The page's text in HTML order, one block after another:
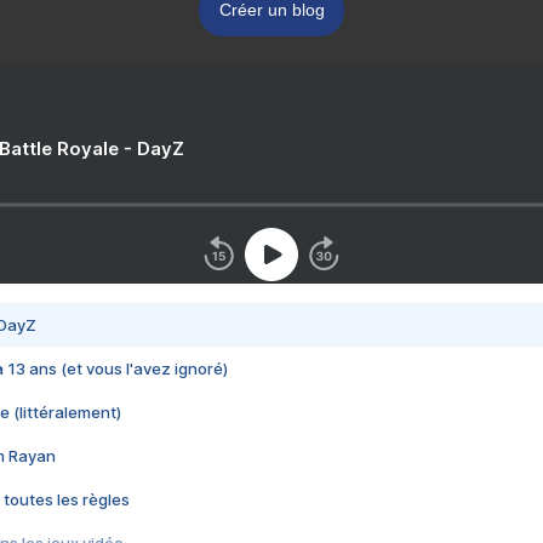
Créer un blog
Royale - DayZ
13 ans (et vous l'avez ignoré)
(littéralement)
Rayan
toutes les règles